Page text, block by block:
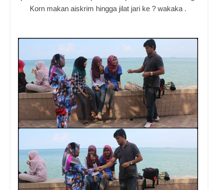
Korn makan aiskrim hingga jilat jari ke ? wakaka .